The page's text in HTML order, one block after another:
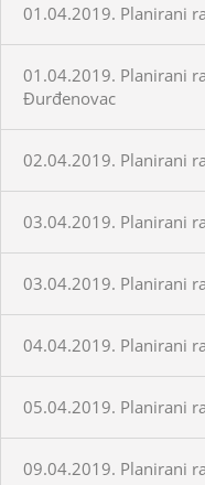
01.04.2019. Planirani
01.04.2019. Planirani
Đurđenovac
02.04.2019. Planirani
03.04.2019. Planirani
03.04.2019. Planirani
04.04.2019. Planirani
05.04.2019. Planirani
09.04.2019. Planirani